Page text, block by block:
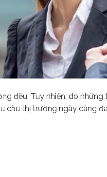
đều. Tuy nhiên, do những
cầu thị trường ngày càng